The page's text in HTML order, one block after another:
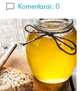
Komentarai: 0